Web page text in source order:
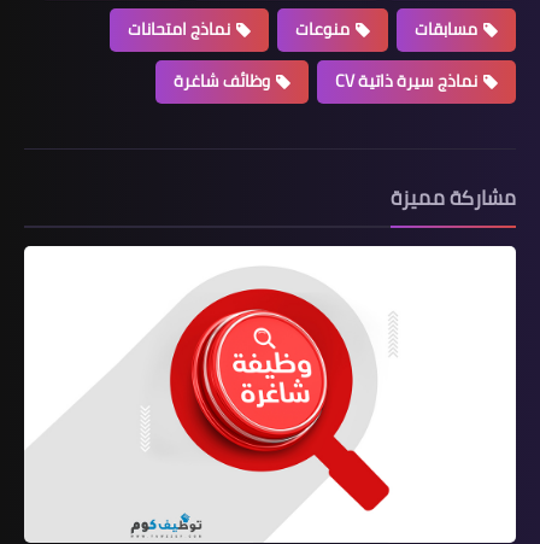
مسابقات
منوعات
نماذج امتحانات
نماذج سيرة ذاتية CV
وظائف شاغرة
مشاركة مميزة